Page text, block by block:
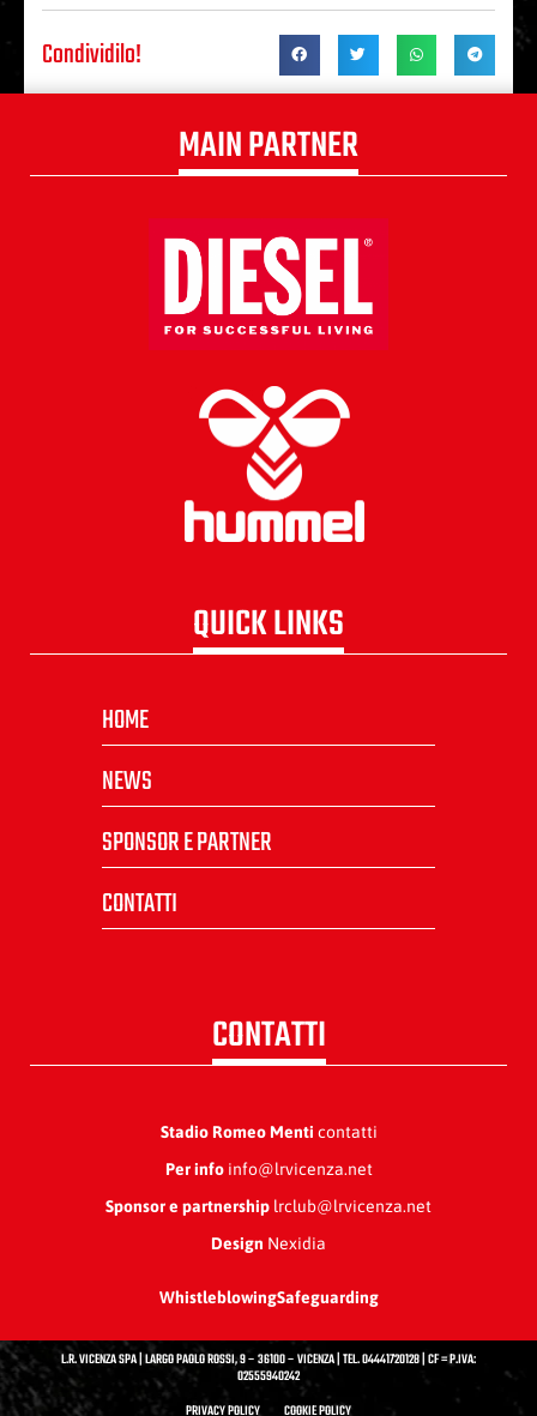
Condividilo!
MAIN PARTNER
QUICK LINKS
HOME
NEWS
SPONSOR E PARTNER
CONTATTI
CONTATTI
Stadio Romeo Menti contatti
Per infoinfo@lrvicenza.net
Sponsor e partnership lrclub@lrvicenza.net
Design Nexidia
WhistleblowingSafeguarding
L.R. VICENZA SPA | LARGO PAOLO ROSSI, 9 – 36100 – VICENZA | TEL. 04441720128 | CF = P.IVA:
02555940242
PRIVACY POLICY
COOKIE POLICY